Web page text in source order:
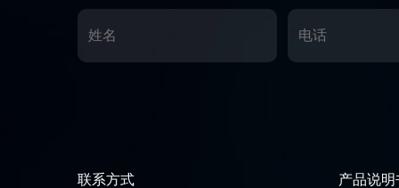
联系方式 产品说明